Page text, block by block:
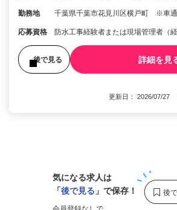
勤務地 千葉県千葉市花見川区横戸町 ※車
応募資格 防水工事経験者または現場管理者（経
後で見る 詳細を見
更新日： 2026/07/27
気になる求人は
「後で見る 」で保存！